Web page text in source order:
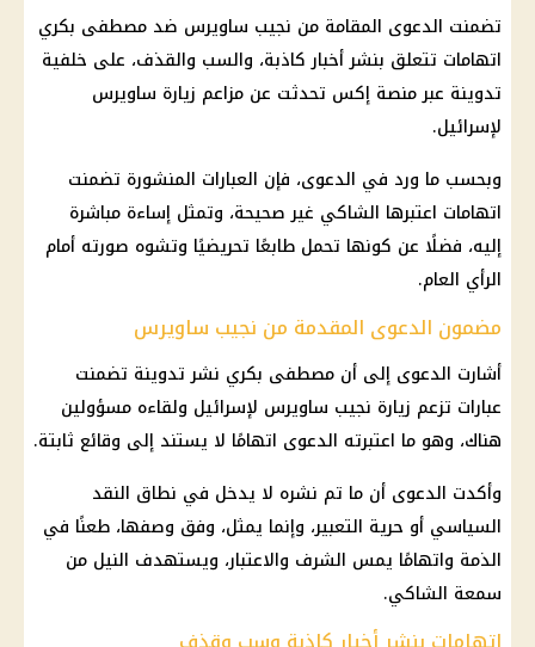
تضمنت الدعوى المقامة من نجيب ساويرس ضد مصطفى بكري
اتهامات تتعلق بنشرأخبار كاذبة، والسب والقذف، على خلفية
تدوينة عبرمنصة إكس تحدثت عن مزاعم زيارة ساويرس
لإسرائيل.
وبحسب ما ورد في الدعوى، فإن العبارات المنشورة تضمنت
اتهامات اعتبرها الشاكي غير صحيحة، وتمثل إساءة مباشرة
إليه، فضلًا عن كونها تحمل طابعًا تحريضيًا وتشوه صورته أمام
الرأي العام.
مضمون الدعوى المقدمة من نجيب ساويرس
أشارت الدعوى إلى أن مصطفى بكري نشر تدوينة تضمنت
عبارات تزعم زيارة نجيب ساويرس لإسرائيل ولقاءه مسؤولين
هناك، وهو ما اعتبرته الدعوى اتهامًا لا يستند إلى وقائع ثابتة.
وأكدت الدعوى أن ما تم نشره لا يدخل في نطاق النقد
السياسي أو حرية التعبير، وإنما يمثل، وفق وصفها، طعنًا في
الذمة واتهامًا يمس الشرف والاعتبار، ويستهدف النيل من
سمعة الشاكي.